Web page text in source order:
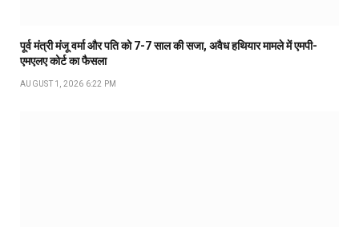
पूर्व मंत्री मंजू वर्मा और पति को 7-7 साल की सजा, अवैध हथियार मामले में एमपी-
एमएलए कोर्ट का फैसला
AUGUST 1, 2026 6:22 PM